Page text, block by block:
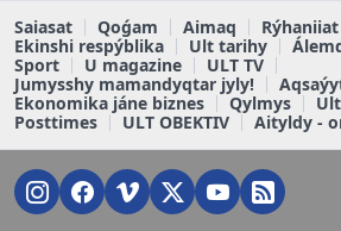
Saiasat Qoǵam Aimaq Rýhaniiat
Ekinshi respýblika
Ult tarihy
Sport
U magazine
ULT TV
Jumysshy mamandyqtar jyly!
Ekonomika jáne biznes
Qylmys
Posttimes
ULT OBEKTIV Aityldy -